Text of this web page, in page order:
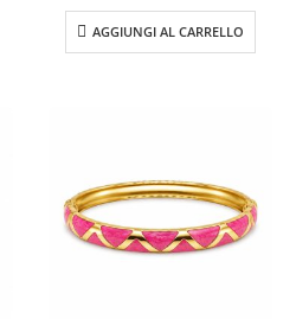
AGGIUNGI AL CARRELLO